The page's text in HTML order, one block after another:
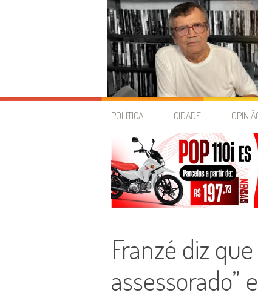
Skip
POLÍTICA CIDADE
Franzé diz
assessorado”